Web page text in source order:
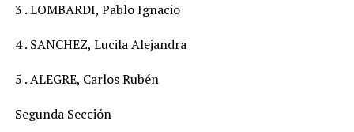
3 . LOMBARDI, Pablo Ignacio
4 . SANCHEZ, Lucila Alejandra
5 . ALEGRE, Carlos Rubén
Segunda Sección